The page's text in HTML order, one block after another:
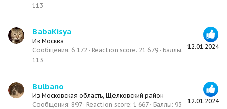
113
12.01.2024
BabaKisya
Из Москва
Сообщения 6 172 Reaction score 21 679
Баллы
113
12.01.2024
Bulbano
Из Московская область, Щёлковский район
Сообщения 897 Reaction score 1 667 Баллы 93